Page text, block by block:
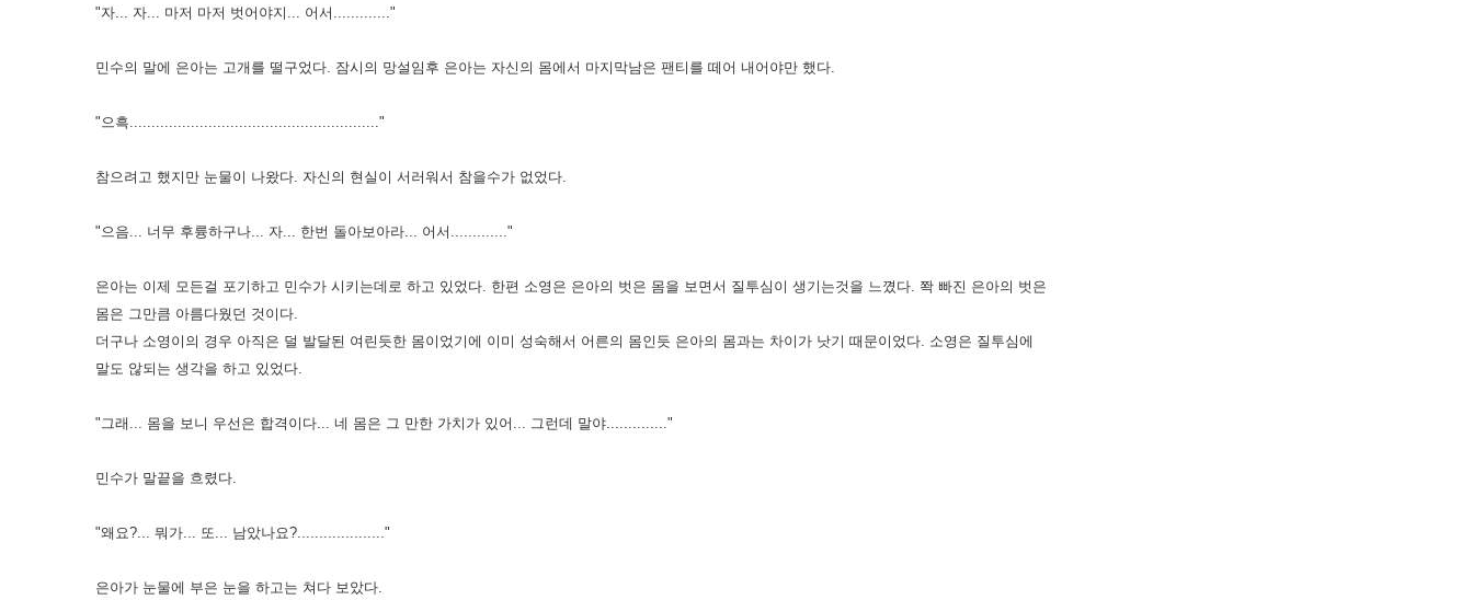
"자... 자... 마저 마저 벗어야지... 어서............."
민수의 말에 은아는 고개를 떨구었다. 잠시의 망설임후 은아는 자신의 몸에서 마지막남은 팬티를 떼어 내어야만 했다.
"으흑........................................................."
참으려고 했지만 눈물이 나왔다. 자신의 현실이 서러워서 참을수가 없었다.
"으음... 너무 후륭하구나... 자... 한번 돌아보아라... 어서............."
은아는 이제 모든걸 포기하고 민수가 시키는데로 하고 있었다. 한편 소영은 은아의 벗은 몸을 보면서 질투심이 생기는것을 느꼈다. 쫙 빠진 은아의 벗은
몸은 그만큼 아름다웠던 것이다.
더구나 소영이의 경우 아직은 덜 발달된 여린듯한 몸이었기에 이미 성숙해서 어른의 몸인듯 은아의 몸과는 차이가 낫기 때문이었다. 소영은 질투심에
말도 않되는 생각을 하고 있었다.
"그래... 몸을 보니 우선은 합격이다... 네 몸은 그 만한 가치가 있어... 그런데 말야.............."
민수가 말끝을 흐렸다.
"왜요?... 뭐가... 또... 남았나요?...................."
은아가 눈물에 부은 눈을 하고는 쳐다 보았다.